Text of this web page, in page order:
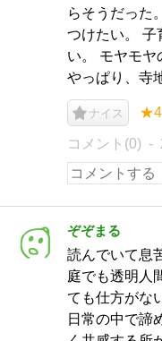
らそうだった
つけたい。 子
い。 モヤモヤ
やっぱり、寺
ナイス ★4
コメント(0)
ぞぞまる
読んでいて息
庭でも透明人
ても仕方がな
日常の中で諦